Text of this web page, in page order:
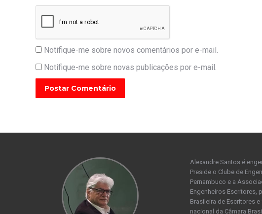
Notifique-me sobre novos comentários por e-mail.
Notifique-me sobre novas publicações por e-mail.
Postar Comentário
Alexandre Santos é
Preside o Clube de
Pernambuco e a
Engenheiros Escritores,
Brasileira de Escritores
nacional da Câmara